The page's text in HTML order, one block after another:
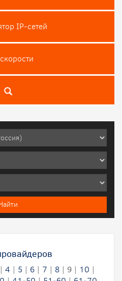
IP-сетей
| 4 | 5 | 6| 7 | 8| 9| 10 |